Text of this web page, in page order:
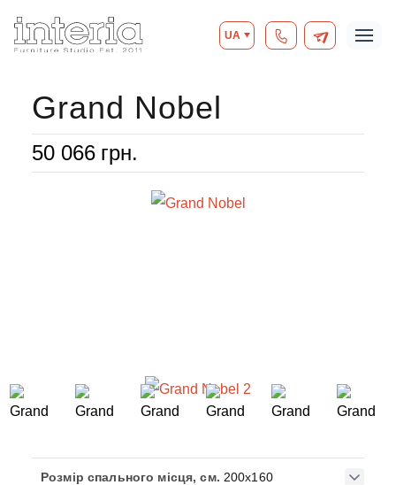
UA
Grand Nobel
50 066грн.
Розмір спального місця, см. 200x160